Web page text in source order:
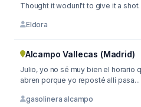
Thought it wodunl't to give it a shot.
Eldora
Alcampo Vallecas (Madrid)
Julio, yo no sé muy bien el horario
abren porque yo reposté allí pasa...
gasolinera alcampo